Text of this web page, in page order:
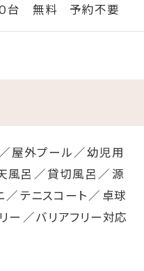
台 無料 予約不要
屋外プール
幼児用
風呂 貸切風呂
源
テニスコート
卓球
ー バリアフリー対応